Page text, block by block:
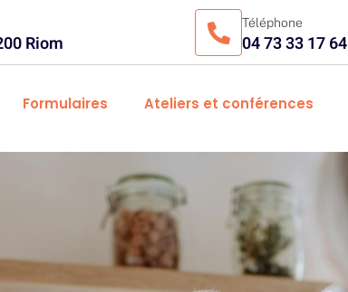
Riom
Téléphone
04 73 33 17 64
Formulaires Ateliers et conférences